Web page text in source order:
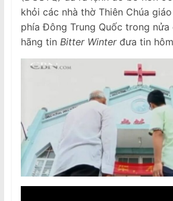
khỏi các nhà thờ Thiên Chúa
phía Đông Trung Quốc trong nửa
hãng tin Bitter Winterđưa tin